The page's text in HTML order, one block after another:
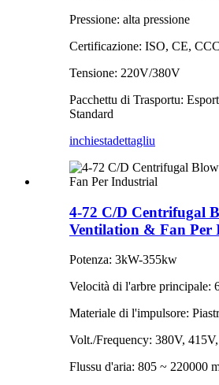
Pressione: alta pressione
Certificazione: ISO, CE, CCC
Tensione: 220V/380V
Pacchettu di Trasportu:
Standard
inchiestadettagliu
4-72 C/D Centrifugal
Ventilation & Fan Per
Potenza: 3kW-355kw
Velocità di l'arbre principale:
Materiale di l'impulsore:
Volt./Frequency: 380V,
Flussu d'aria: 805 ~ 220000